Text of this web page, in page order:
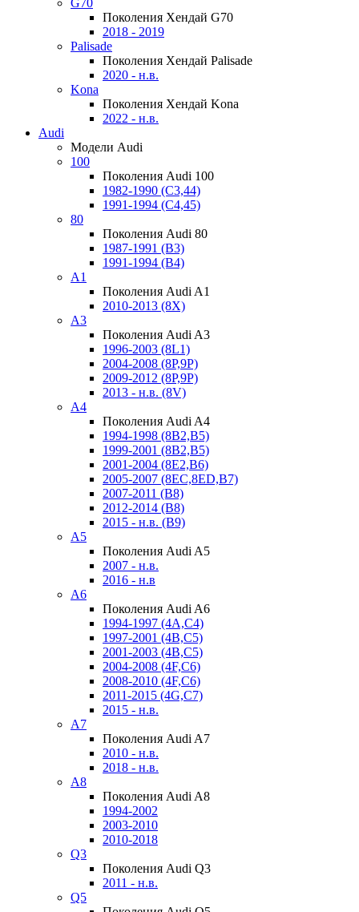
G70
Поколения Хендай G70
2018 - 2019
Palisade
Поколения Хендай Palisade
2020 - н.в.
Kona
Поколения Хендай Kona
2022 - н.в.
Audi
Модели Audi
100
Поколения Audi 100
1982-1990 (С3,44)
1991-1994 (С4,45)
80
Поколения Audi 80
1987-1991 (B3)
1991-1994 (B4)
A1
Поколения Audi A1
2010-2013 (8X)
A3
Поколения Audi A3
1996-2003 (8L1)
2004-2008 (8P,9P)
2009-2012 (8P,9P)
2013 - н.в. (8V)
A4
Поколения Audi A4
1994-1998 (8B2,B5)
1999-2001 (8B2,B5)
2001-2004 (8E2,B6)
2005-2007 (8EC,8ED,B7)
2007-2011 (B8)
2012-2014 (B8)
2015 - н.в. (B9)
A5
Поколения Audi A5
2007 - н.в.
2016 - н.в
A6
Поколения Audi A6
1994-1997 (4A,C4)
1997-2001 (4B,C5)
2001-2003 (4B,C5)
2004-2008 (4F,C6)
2008-2010 (4F,C6)
2011-2015 (4G,C7)
2015 - н.в.
A7
Поколения Audi A7
2010 - н.в.
2018 - н.в.
A8
Поколения Audi A8
1994-2002
2003-2010
2010-2018
Q3
Поколения Audi Q3
2011 - н.в.
Q5